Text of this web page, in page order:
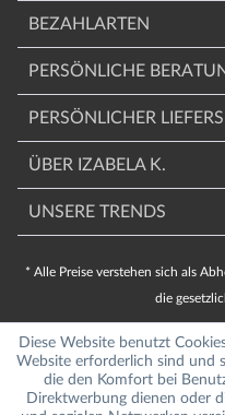
BEZAHLARTEN
PERSÖNLICHE
PERSÖNLICHER
ÜBER IZABELA K.
UNSERE TRENDS
* Alle Preise verstehen sich als
die
Diese Website benutzt
Website erforderlich sind und
die den Komfort bei
Direktwerbung dienen oder